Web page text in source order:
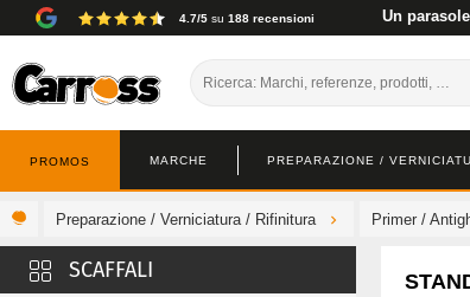
4.7/5 su 188 recensioni Un
PREPARAZIONE /
MARCHE
PROMOS
Preparazione / Verniciatura / Rifinitura Primer /